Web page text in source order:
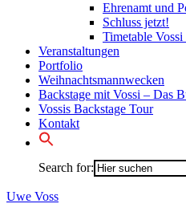
Ehrenamt und
Schluss jetzt!
Timetable
Veranstaltungen
Portfolio
Weihnachtsmannwecken
Backstage mit Vossi – Das
Vossis Backstage Tour
Kontakt
Search for:
Uwe Voss